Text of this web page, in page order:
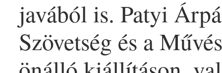
javából is. Patyi
Szövetség és a